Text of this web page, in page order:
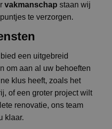
vakmanschap staan wij
te verzorgen.
bied een uitgebreid
om aan al uw behoeften
klus heeft, zoals het
of een groter project wilt
renovatie, ons team
klaar.